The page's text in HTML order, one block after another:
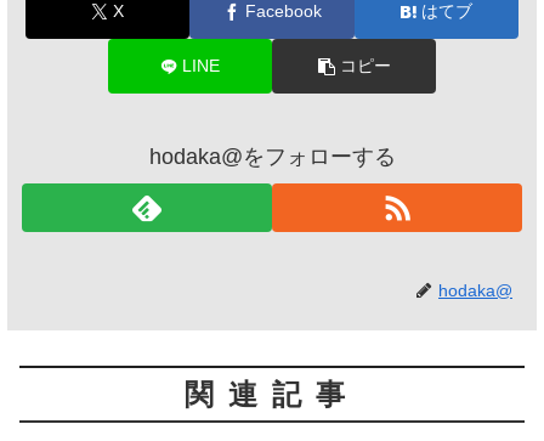
X Facebook はてブ
LINE コピー
hodaka@をフォローする
hodaka@
関連記事